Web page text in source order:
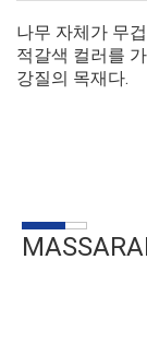
나무 자체가 무
적갈색 컬러를
강질의 목재다.